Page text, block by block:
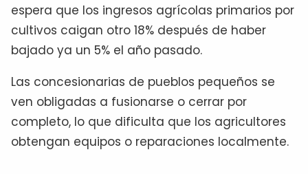
espera que los ingresos agrícolas primarios por
cultivos caigan otro 18% después de haber
bajado ya un 5% el año pasado.
Las concesionarias de pueblos pequeños se
ven obligadas a fusionarse o cerrar por
completo, lo que dificulta que los agricultores
obtengan equipos o reparaciones localmente.